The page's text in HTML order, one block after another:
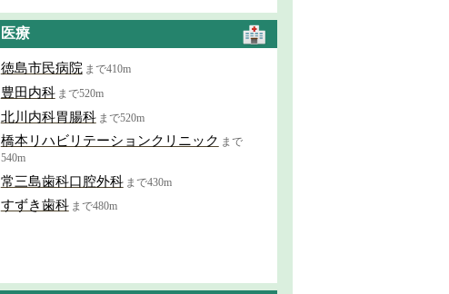
医療
徳島市民病院 まで410m
豊田内科 まで520m
北川内科胃腸科 まで520m
橋本リハビリテーションクリニック まで
540m
常三島歯科口腔外科 まで430m
すずき歯科 まで480m